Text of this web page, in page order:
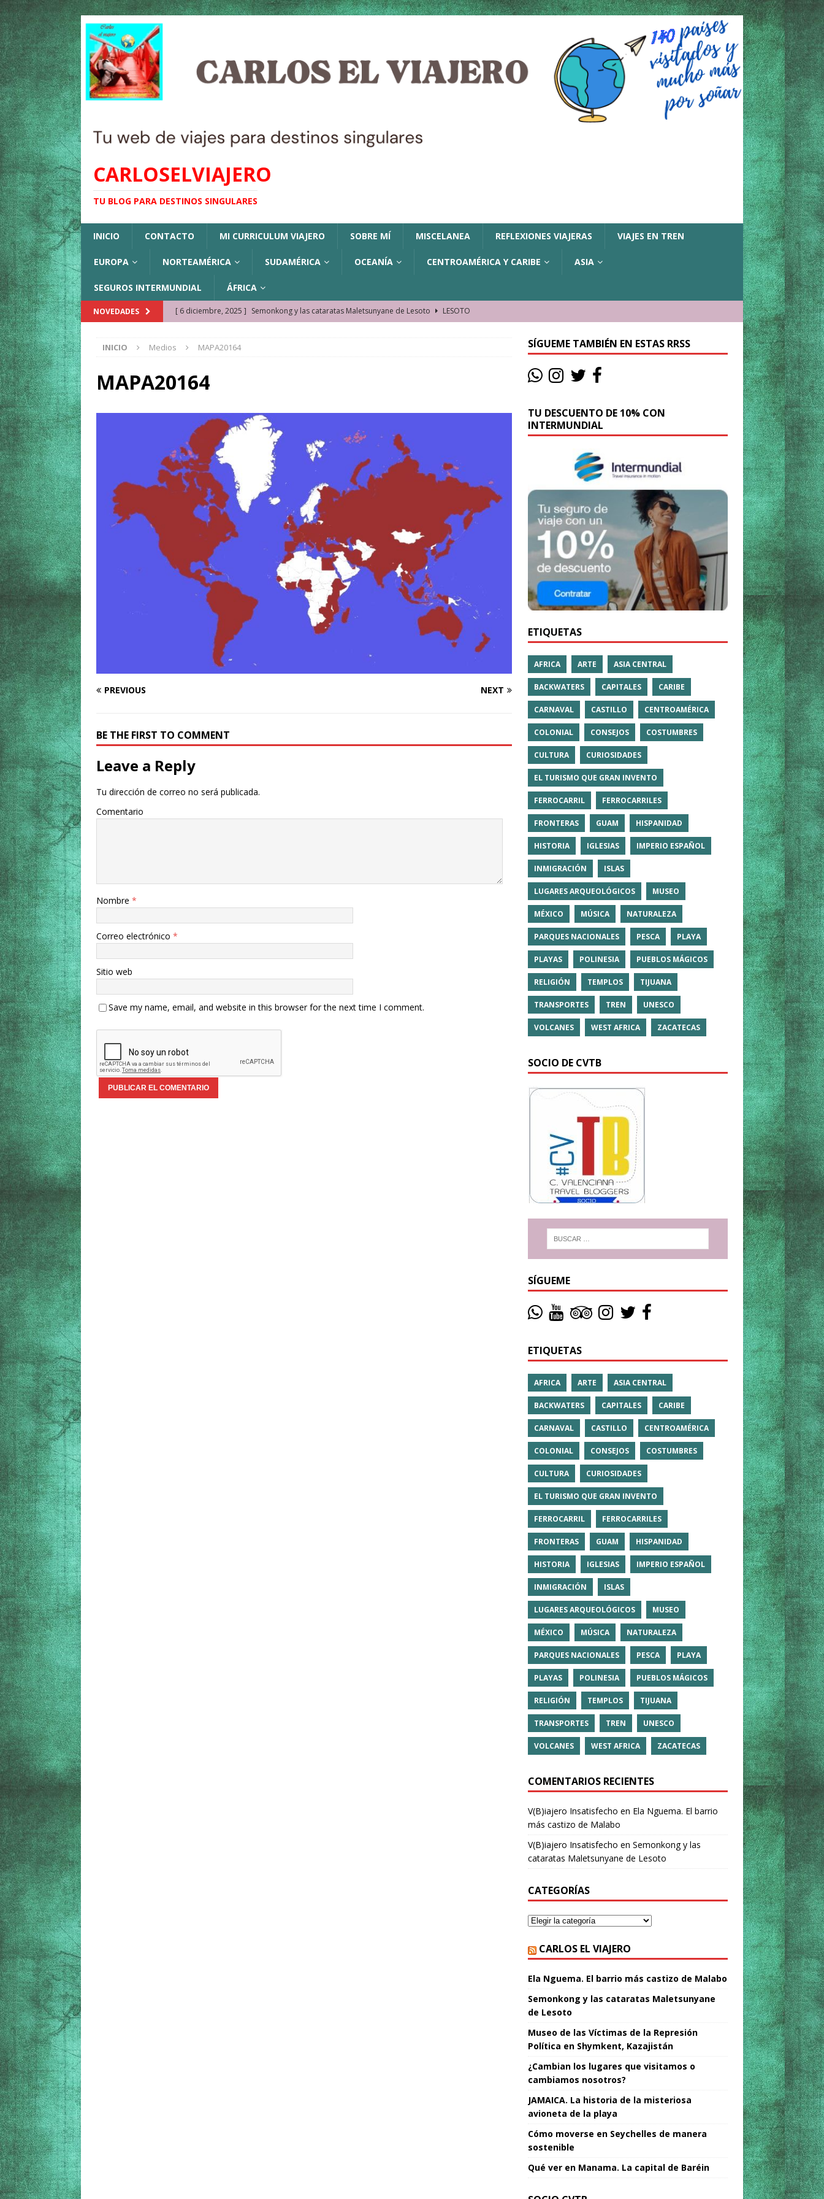
CARLOSELVIAJERO
TU BLOG PARA DESTINOS SINGULARES
INICIO CONTACTO MI CURRICULUM VIAJERO SOBRE MÍ MISCELANEA REFLEXIONES VIAJERAS VIAJES EN TREN
EUROPA NORTEAMÉRICA SUDAMÉRICA OCEANÍA CENTROAMÉRICA Y CARIBE ASIA
SEGUROS INTERMUNDIAL ÁFRICA
NOVEDADES [ 6 diciembre, 2025 ] Semonkong y las cataratas Maletsunyane de Lesoto
LESOTO
KAZAJISTÁN
[ 22 noviembre, 2025 ]
[ 9 octubre, 2025 ] JAMAICA. La historia de la misteriosa avioneta de la playa
JAMAICA
[ 27 septiembre, 2025 ]
Cómo moverse en Seychelles de manera sostenible
[ 3 agosto, 2025 ]
Qué ver en Manama. La capital de Baréin
BARÉIN
[ 15 marzo, 2026 ]
Ela Nguema. El barrio más castizo de Malabo GUINEA ECUATORIAL
INICIO Medios MAPA20164
MAPA20164
PREVIOUS NEXT
BE THE FIRST TO COMMENT
Leave a Reply
Tu dirección de correo no será publicada.
Comentario
Nombre *
Correo electrónico *
Sitio web
Save my name, email, and website in this browser for the next time I comment.
SÍGUEME TAMBIÉN EN ESTAS RRSS
TU DESCUENTO DE 10% CON
INTERMUNDIAL
ETIQUETAS
AFRICA ARTE ASIA CENTRAL
BACKWATERS CAPITALES CARIBE
CARNAVAL CASTILLO CENTROAMÉRICA
COLONIAL CONSEJOS COSTUMBRES
CULTURA CURIOSIDADES
EL TURISMO QUE GRAN INVENTO
FERROCARRIL FERROCARRILES
FRONTERAS GUAM HISPANIDAD
HISTORIA IGLESIAS IMPERIO ESPAÑOL
INMIGRACIÓN ISLAS
LUGARES ARQUEOLÓGICOS MUSEO
MÉXICO MÚSICA NATURALEZA
PARQUES NACIONALES PESCA PLAYA
PLAYAS POLINESIA PUEBLOS MÁGICOS
RELIGIÓN TEMPLOS TIJUANA
TRANSPORTES TREN UNESCO
VOLCANES WEST AFRICA ZACATECAS
SOCIO DE CVTB
SÍGUEME
ETIQUETAS
AFRICA ARTE ASIA CENTRAL
BACKWATERS CAPITALES CARIBE
CARNAVAL CASTILLO CENTROAMÉRICA
COLONIAL CONSEJOS COSTUMBRES
CULTURA CURIOSIDADES
EL TURISMO QUE GRAN INVENTO
FERROCARRIL FERROCARRILES
FRONTERAS GUAM HISPANIDAD
HISTORIA IGLESIAS IMPERIO ESPAÑOL
INMIGRACIÓN ISLAS
LUGARES ARQUEOLÓGICOS MUSEO
MÉXICO MÚSICA NATURALEZA
PARQUES NACIONALES PESCA PLAYA
PLAYAS POLINESIA PUEBLOS MÁGICOS
RELIGIÓN TEMPLOS TIJUANA
TRANSPORTES TREN UNESCO
VOLCANES WEST AFRICA ZACATECAS
COMENTARIOS RECIENTES
V(B)iajero Insatisfecho en Ela Nguema. El barrio
más castizo de Malabo
V(B)iajero Insatisfecho en Semonkong y las
cataratas Maletsunyane de Lesoto
CATEGORÍAS
CARLOS EL VIAJERO
Ela Nguema. El barrio más castizo de Malabo
Semonkong y las cataratas Maletsunyane
de Lesoto
Museo de las Víctimas de la Represión
Política en Shymkent, Kazajistán
¿Cambian los lugares que visitamos o
cambiamos nosotros?
JAMAICA. La historia de la misteriosa
avioneta de la playa
Cómo moverse en Seychelles de manera
sostenible
Qué ver en Manama. La capital de Baréin